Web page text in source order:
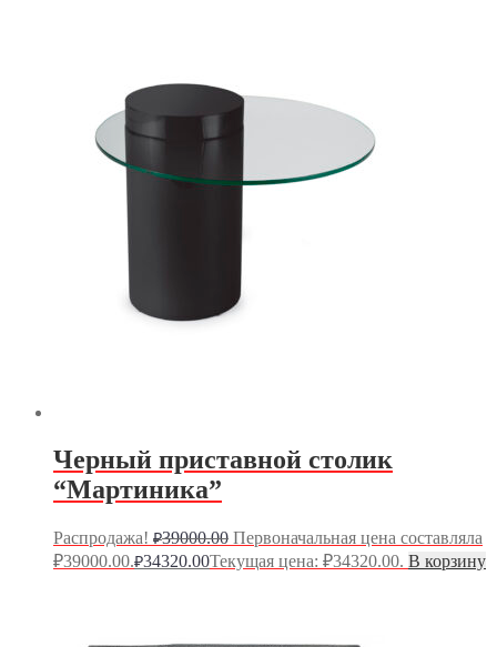
Черный приставной столик
“Мартиника”
Распродажа! ₽39000.00 Первоначальная цена составляла
₽39000.00.₽34320.00Текущая цена: ₽34320.00. В корзину